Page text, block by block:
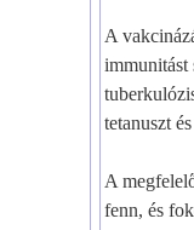
A
immunitást
tetanuszt
A
fenn, és